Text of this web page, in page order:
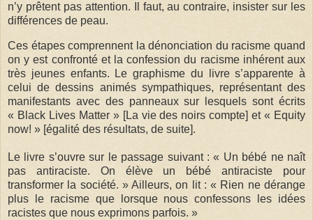
n’y prêtent pas attention. Il faut, au contraire, insister sur les
différences de peau.
Ces étapes comprennent la dénonciation du racisme quand
on y est confronté et la confession du racisme inhérent aux
très jeunes enfants. Le graphisme du livre s’apparente à
celui de dessins animés sympathiques, représentant des
manifestants avec des panneaux sur lesquels sont écrits
« Black Lives Matter » [La vie des noirs compte] et « Equity
now! » [égalité des résultats, de suite].
Le livre s’ouvre sur le passage suivant : « Un bébé ne naît
pas antiraciste. On élève un bébé antiraciste pour
transformer la société. » Ailleurs, on lit : « Rien ne dérange
plus le racisme que lorsque nous confessons les idées
racistes que nous exprimons parfois. »